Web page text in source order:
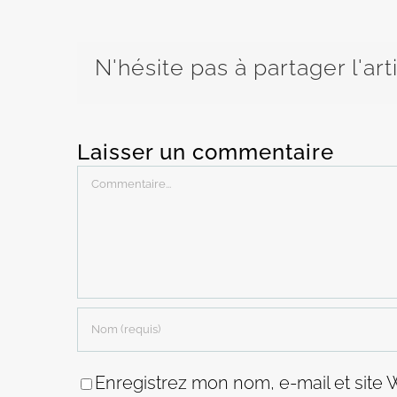
N'hésite pas à partager
Laisser un commentaire
Commentaire
Enregistrez mon nom, e-mail et site